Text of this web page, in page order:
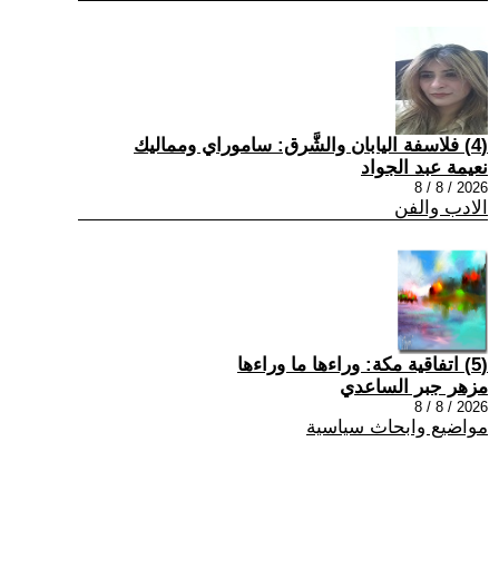
(4) فلاسفة اليابان والشَّرق: ساموراي ومماليك
نعيمة عبد الجواد
2026 / 8 / 8
الادب والفن
(5) اتفاقية مكة: وراءها ما وراءها
مزهر جبر الساعدي
2026 / 8 / 8
مواضيع وابحاث سياسية